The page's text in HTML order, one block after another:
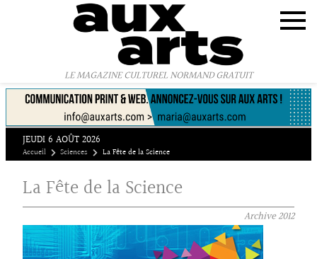
LE MAGAZINE CULTUREL NORMAND GRATUIT
JEUDI 6 AOÛT 2026
Accueil Sciences La Fête de la Science
La Fête de la Science
Archive2012
Panneau de gestion des cookies